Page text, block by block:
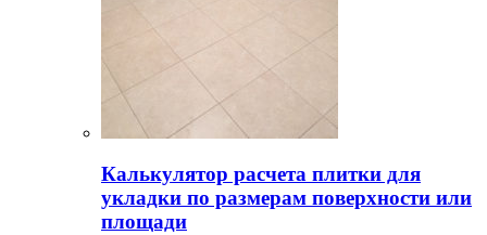
Калькулятор расчета плитки для
укладки по размерам поверхности или
площади